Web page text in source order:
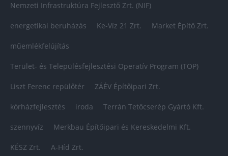
Nemzeti Infrastruktúra Fejlesztő Zrt. (NIF)
energetikai beruházás Ke-Víz 21 Zrt. Market Építő Zrt.
műemlékfelújítás
Terület- és Településfejlesztési Operatív Program (TOP)
Liszt Ferenc repülőtér ZÁÉV Építőipari Zrt.
kórházfejlesztés iroda Terrán Tetőcserép Gyártó Kft.
szennyvíz Merkbau Építőipari és Kereskedelmi Kft.
KÉSZ Zrt. A-Híd Zrt.